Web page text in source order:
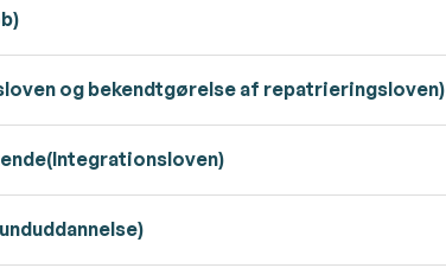
og bekendtgørelse af repatrieringsloven)